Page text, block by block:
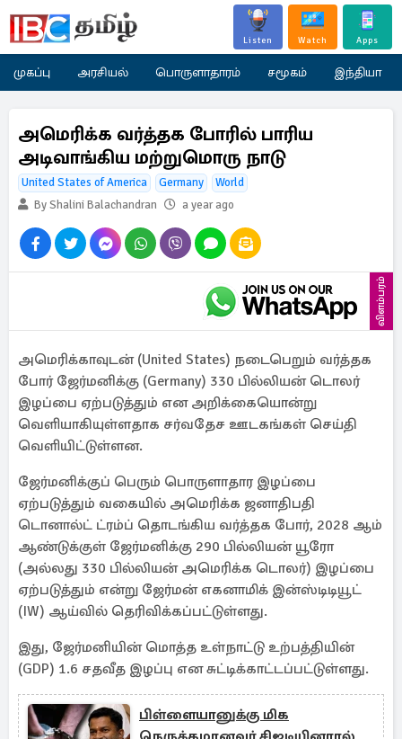
Listen Watch Apps
முகப்பு அரசியல் பொருளாதாரம் சமூகம் இந்தியா
அமெரிக்க வர்த்தக போரில் பாரிய
அடிவாங்கிய மற்றுமொரு நாடு
United States of America Germany
World
By Shalini Balachandran
a year ago
விளம்பரம்
அமெரிக்காவுடன் (United States) நடைபெறும் வர்த்தக
போர் ஜேர்மனிக்கு (Germany) 330 பில்லியன் டொலர்
இழப்பை ஏற்படுத்தும் என அறிக்கையொன்று
வெளியாகியுள்ளதாக சர்வதேச ஊடகங்கள் செய்தி
வெளியிட்டுள்ளன.
ஜேர்மனிக்குப் பெரும் பொருளாதார இழப்பை
ஏற்படுத்தும் வகையில் அமெரிக்க ஜனாதிபதி
டொனால்ட் ட்ரம்ப் தொடங்கிய வர்த்தக போர், 2028 ஆம்
ஆண்டுக்குள் ஜேர்மனிக்கு 290 பில்லியன் யூரோ
(அல்லது 330 பில்லியன் அமெரிக்க டொலர்) இழப்பை
ஏற்படுத்தும் என்று ஜேர்மன் எகனாமிக் இன்ஸ்டிடியூட்
(IW) ஆய்வில் தெரிவிக்கப்பட்டுள்ளது.
இது, ஜேர்மனியின் மொத்த உள்நாட்டு உற்பத்தியின்
(GDP) 1.6 சதவீத இழப்பு என சுட்டிக்காட்டப்பட்டுள்ளது.
பிள்ளையானுக்கு மிக